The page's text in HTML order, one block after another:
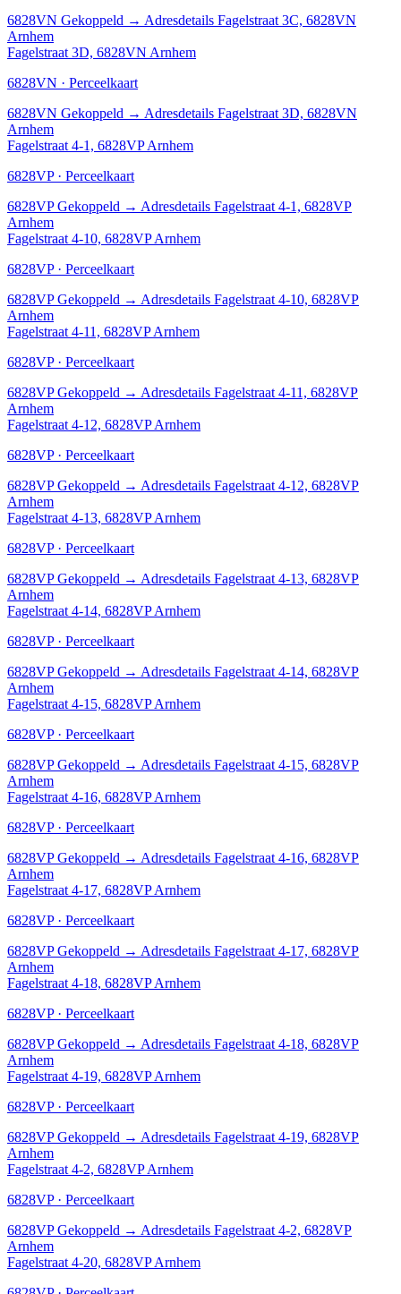
6828VN Gekoppeld → Adresdetails Fagelstraat 3C, 6828VN
Arnhem
Fagelstraat 3D, 6828VN Arnhem
6828VN · Perceelkaart
6828VN Gekoppeld → Adresdetails Fagelstraat 3D, 6828VN
Arnhem
Fagelstraat 4-1, 6828VP Arnhem
6828VP · Perceelkaart
6828VP Gekoppeld → Adresdetails Fagelstraat 4-1, 6828VP
Arnhem
Fagelstraat 4-10, 6828VP Arnhem
6828VP · Perceelkaart
6828VP Gekoppeld → Adresdetails Fagelstraat 4-10, 6828VP
Arnhem
Fagelstraat 4-11, 6828VP Arnhem
6828VP · Perceelkaart
6828VP Gekoppeld → Adresdetails Fagelstraat 4-11, 6828VP
Arnhem
Fagelstraat 4-12, 6828VP Arnhem
6828VP · Perceelkaart
6828VP Gekoppeld → Adresdetails Fagelstraat 4-12, 6828VP
Arnhem
Fagelstraat 4-13, 6828VP Arnhem
6828VP · Perceelkaart
6828VP Gekoppeld → Adresdetails Fagelstraat 4-13, 6828VP
Arnhem
Fagelstraat 4-14, 6828VP Arnhem
6828VP · Perceelkaart
6828VP Gekoppeld → Adresdetails Fagelstraat 4-14, 6828VP
Arnhem
Fagelstraat 4-15, 6828VP Arnhem
6828VP · Perceelkaart
6828VP Gekoppeld → Adresdetails Fagelstraat 4-15, 6828VP
Arnhem
Fagelstraat 4-16, 6828VP Arnhem
6828VP · Perceelkaart
6828VP Gekoppeld → Adresdetails Fagelstraat 4-16, 6828VP
Arnhem
Fagelstraat 4-17, 6828VP Arnhem
6828VP · Perceelkaart
6828VP Gekoppeld → Adresdetails Fagelstraat 4-17, 6828VP
Arnhem
Fagelstraat 4-18, 6828VP Arnhem
6828VP · Perceelkaart
6828VP Gekoppeld → Adresdetails Fagelstraat 4-18, 6828VP
Arnhem
Fagelstraat 4-19, 6828VP Arnhem
6828VP · Perceelkaart
6828VP Gekoppeld → Adresdetails Fagelstraat 4-19, 6828VP
Arnhem
Fagelstraat 4-2, 6828VP Arnhem
6828VP · Perceelkaart
6828VP Gekoppeld → Adresdetails Fagelstraat 4-2, 6828VP
Arnhem
Fagelstraat 4-20, 6828VP Arnhem